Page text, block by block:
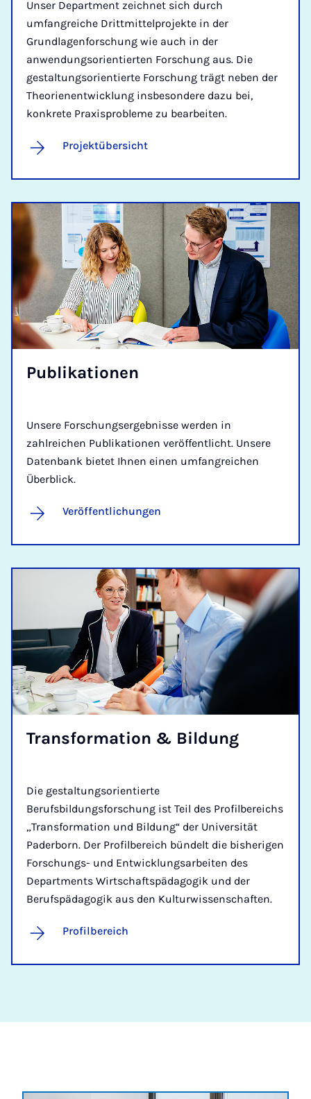
Unser Department zeichnet sich durch
umfangreiche Drittmittelprojekte in der
Grundlagenforschung wie auch in der
anwendungsorientierten Forschung aus. Die
gestaltungsorientierte Forschung trägt neben der
Theorienentwicklung insbesondere dazu bei,
konkrete Praxisprobleme zu bearbeiten.
Projektübersicht
Pu­bli­ka­ti­o­nen
Unsere Forschungsergebnisse werden in
zahlreichen Publikationen veröffentlicht. Unsere
Datenbank bietet Ihnen einen umfangreichen
Überblick.
Veröffentlichungen
Trans­for­ma­ti­on & Bil­dung
Die gestaltungsorientierte
Berufsbildungsforschung ist Teil des Profilbereichs
„Transformation und Bildung“ der Universität
Paderborn. Der Profilbereich bündelt die bisherigen
Forschungs- und Entwicklungsarbeiten des
Departments Wirtschaftspädagogik und der
Berufspädagogik aus den Kulturwissenschaften.
Profilbereich